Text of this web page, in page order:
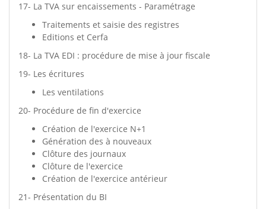
17- La TVA sur encaissements - Paramétrage
Traitements et saisie des registres
Editions et Cerfa
18- La TVA EDI : procédure de mise à jour fiscale
19- Les écritures
Les ventilations
20- Procédure de fin d'exercice
Création de l'exercice N+1
Génération des à nouveaux
Clôture des journaux
Clôture de l'exercice
Création de l'exercice antérieur
21- Présentation du BI